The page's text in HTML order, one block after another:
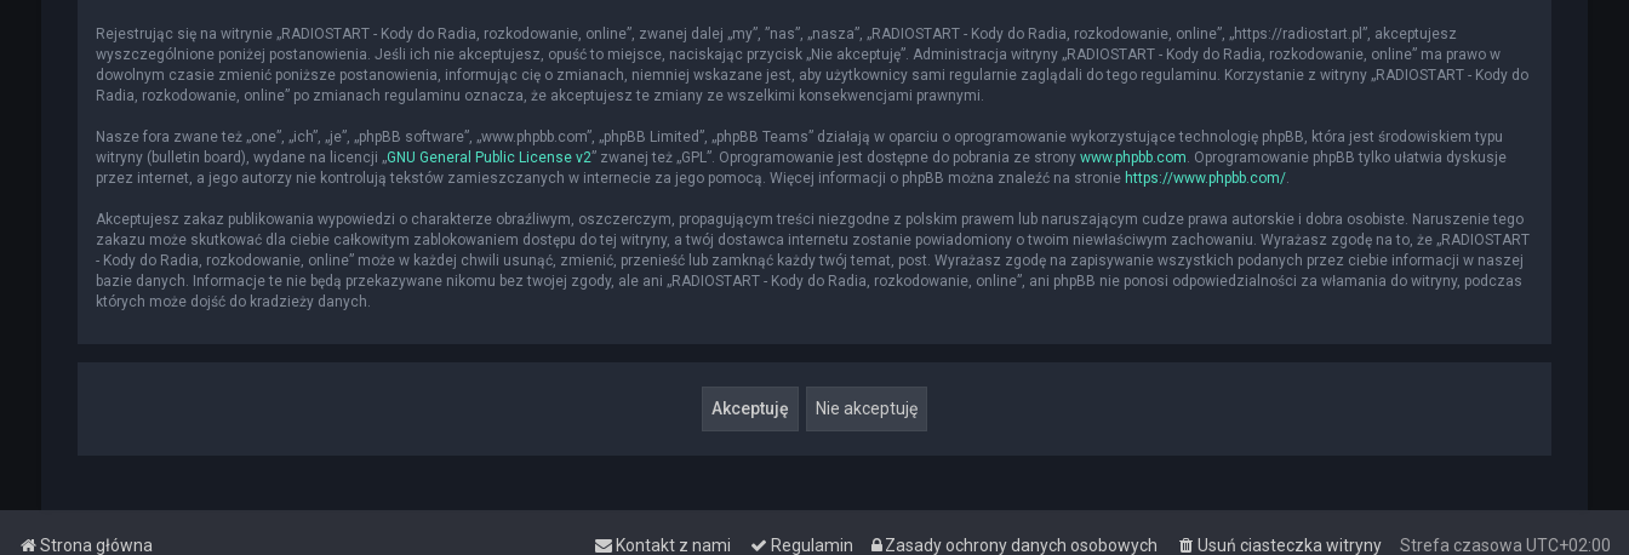
Rejestrując się na witrynie „RADIOSTART - Kody do Radia, rozkodowanie, online”, zwanej dalej „my”, ”nas”, „nasza”, „RADIOSTART - Kody do Radia, rozkodowanie, online”, „https://radiostart.pl”, akceptujesz
wyszczególnione poniżej postanowienia. Jeśli ich nie akceptujesz, opuść to miejsce, naciskając przycisk „Nie akceptuję”. Administracja witryny „RADIOSTART - Kody do Radia, rozkodowanie, online” ma prawo w
dowolnym czasie zmienić poniższe postanowienia, informując cię o zmianach, niemniej wskazane jest, aby użytkownicy sami regularnie zaglądali do tego regulaminu. Korzystanie z witryny „RADIOSTART - Kody do
Radia, rozkodowanie, online” po zmianach regulaminu oznacza, że akceptujesz te zmiany ze wszelkimi konsekwencjami prawnymi.
Nasze fora zwane też „one”, „ich”, „je”, „phpBB software”, „www.phpbb.com”, „phpBB Limited”, „phpBB Teams” działają w oparciu o oprogramowanie wykorzystujące technologię phpBB, która jest środowiskiem typu
witryny (bulletin board), wydane na licencji „GNU General Public License v2” zwanej też „GPL”. Oprogramowanie jest dostępne do pobrania ze strony www.phpbb.com. Oprogramowanie phpBB tylko ułatwia dyskusje
przez internet, a jego autorzy nie kontrolują tekstów zamieszczanych w internecie za jego pomocą. Więcej informacji o phpBB można znaleźć na stronie https://www.phpbb.com/.
Akceptujesz zakaz publikowania wypowiedzi o charakterze obraźliwym, oszczerczym, propagującym treści niezgodne z polskim prawem lub naruszającym cudze prawa autorskie i dobra osobiste. Naruszenie tego
zakazu może skutkować dla ciebie całkowitym zablokowaniem dostępu do tej witryny, a twój dostawca internetu zostanie powiadomiony o twoim niewłaściwym zachowaniu. Wyrażasz zgodę na to, że „RADIOSTART
- Kody do Radia, rozkodowanie, online” może w każdej chwili usunąć, zmienić, przenieść lub zamknąć każdy twój temat, post. Wyrażasz zgodę na zapisywanie wszystkich podanych przez ciebie informacji w naszej
bazie danych. Informacje te nie będą przekazywane nikomu bez twojej zgody, ale ani „RADIOSTART - Kody do Radia, rozkodowanie, online”, ani phpBB nie ponosi odpowiedzialności za włamania do witryny, podczas
których może dojść do kradzieży danych.
Strona główna Strefa czasowa UTC+02:00
Usuń ciasteczka witryny
Zasady ochrony danych osobowych
Regulamin
Kontakt z nami